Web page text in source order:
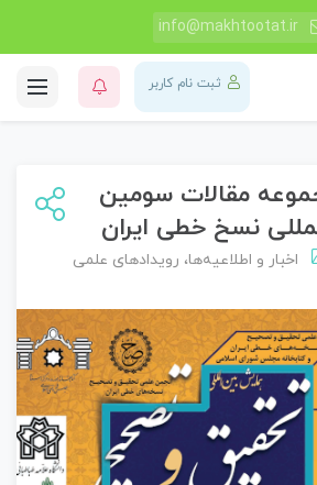
info@makhtootat.ir
ثبت نام کاربر
مقالات سومین
نسخ خطی ایران
اخبار و اطلاعیه‌ها، رویدادهای علمی